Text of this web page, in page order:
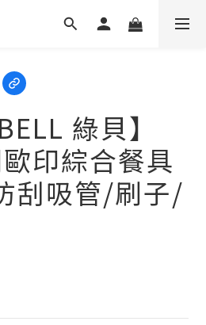
綠貝】
印綜合餐具
刮吸管/刷子/